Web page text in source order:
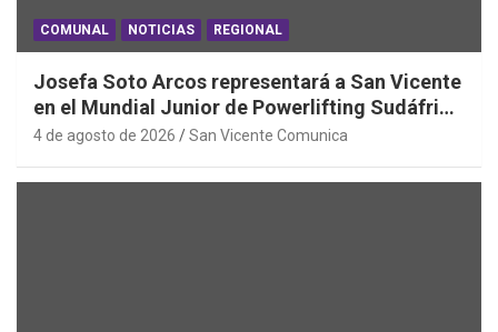
COMUNAL NOTICIAS REGIONAL
Josefa Soto Arcos representará a San Vicente
en el Mundial Junior de Powerlifting Sudáfrica
2026
4 de agosto de 2026 San Vicente Comunica